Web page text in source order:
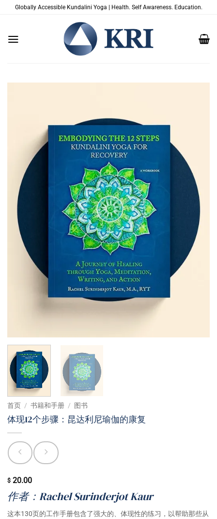
Globally Accessible Kundalini Yoga | Health. Self Awareness. Education.
首页 / 书籍和手册 / 图书
体现12个步骤：昆达利尼瑜伽的康复
$ 20.00
作者：Rachel Surinderjot Kaur
这本130页的工作手册包含了强大的、体现性的练习，以帮助那些从